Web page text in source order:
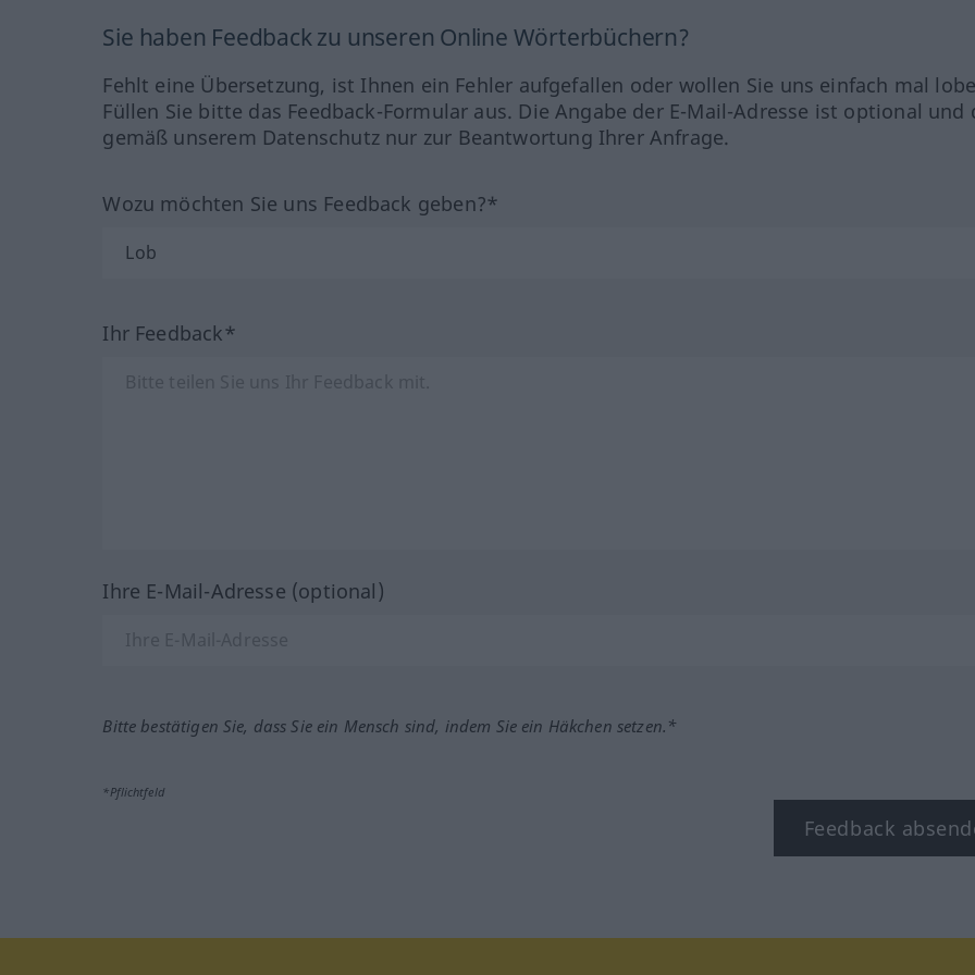
Sie haben Feedback zu unseren Online Wörterbüchern?
Fehlt eine Übersetzung, ist Ihnen ein Fehler aufgefallen oder wollen Sie uns einfach mal
Füllen Sie bitte das Feedback-Formular aus. Die Angabe der E-Mail-Adresse ist optional und
gemäß unserem Datenschutz nur zur Beantwortung Ihrer Anfrage.
Wozu möchten Sie uns Feedback geben?*
Ihr Feedback*
Ihre E-Mail-Adresse (optional)
Bitte bestätigen Sie, dass Sie ein Mensch sind, indem Sie ein Häkchen setzen.*
*Pflichtfeld
Feedback